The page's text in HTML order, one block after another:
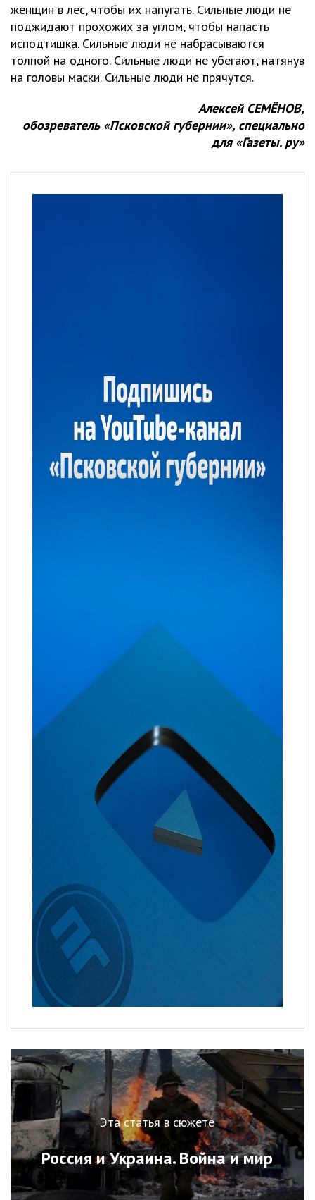
женщин в лес, чтобы их напугать. Сильные люди не
поджидают прохожих за углом, чтобы напасть
исподтишка. Сильные люди не набрасываются
толпой на одного. Сильные люди не убегают, натянув
на головы маски. Сильные люди не прячутся.
Алексей СЕМЁНОВ,
обозреватель «Псковской губернии», специально
для «Газеты. ру»
Эта статья в сюжете
Россия и Украина. Война и мир